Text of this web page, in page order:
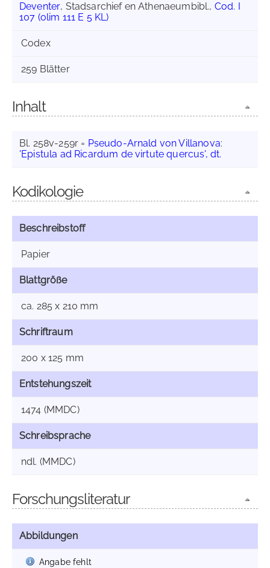
Deventer, Stadsarchief en Athenaeumbibl., Cod. I
107 (olim 111 E 5 KL)
Codex
259 Blätter
Inhalt
Bl. 258v-259r = Pseudo-Arnald von Villanova:
'Epistula ad Ricardum de virtute quercus', dt.
Kodikologie
Beschreibstoff
Papier
Blattgröße
ca. 285 x 210 mm
Schriftraum
200 x 125 mm
Entstehungszeit
1474 (MMDC)
Schreibsprache
ndl. (MMDC)
Forschungsliteratur
Abbildungen
Angabe fehlt